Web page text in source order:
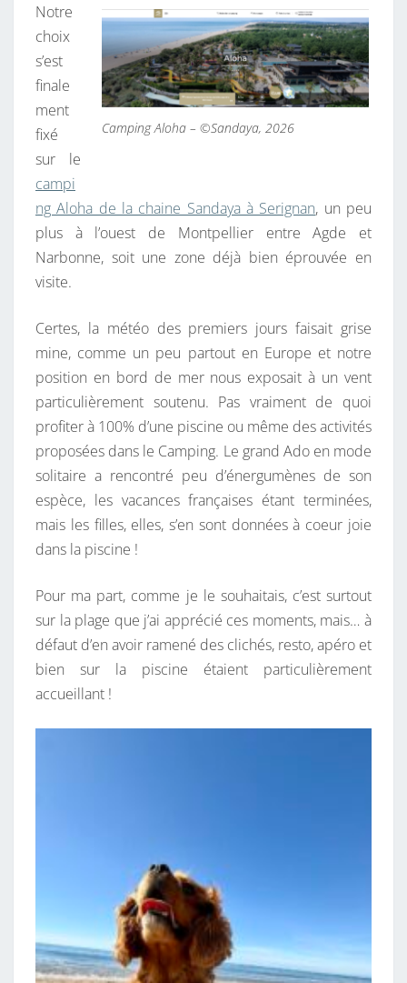
Camping Aloha – ©Sandaya, 2026
Notre
choix
s’est
finale
ment
fixé
sur le
campi
ng Aloha de la chaine Sandaya à Serignan, un peu
plus à l’ouest de Montpellier entre Agde et
Narbonne, soit une zone déjà bien éprouvée en
visite.
Certes, la météo des premiers jours faisait grise
mine, comme un peu partout en Europe et notre
position en bord de mer nous exposait à un vent
particulièrement soutenu. Pas vraiment de quoi
profiter à 100% d’une piscine ou même des activités
proposées dans le Camping. Le grand Ado en mode
solitaire a rencontré peu d’énergumènes de son
espèce, les vacances françaises étant terminées,
mais les filles, elles, s’en sont données à coeur joie
dans la piscine !
Pour ma part, comme je le souhaitais, c’est surtout
sur la plage que j’ai apprécié ces moments, mais… à
défaut d’en avoir ramené des clichés, resto, apéro et
bien sur la piscine étaient particulièrement
accueillant !